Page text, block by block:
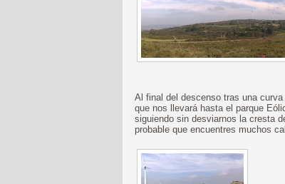
Al final del descenso tras una
que nos llevará hasta el parque
siguiendo sin desviarnos la cresta
probable que encuentres muchos